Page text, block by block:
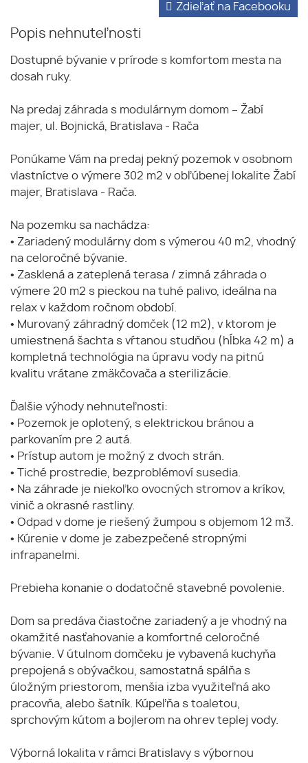
Popis nehnuteľnosti
Zdieľať na Facebooku
Dostupné bývanie v prírode s komfortom mesta na
dosah ruky.
Na predaj záhrada s modulárnym domom – Žabí
majer, ul. Bojnická, Bratislava - Rača
Ponúkame Vám na predaj pekný pozemok v osobnom
vlastníctve o výmere 302 m2 v obľúbenej lokalite Žabí
majer, Bratislava - Rača.
Na pozemku sa nachádza:
• Zariadený modulárny dom s výmerou 40 m2, vhodný
na celoročné bývanie.
• Zasklená a zateplená terasa / zimná záhrada o
výmere 20 m2 s pieckou na tuhé palivo, ideálna na
relax v každom ročnom období.
• Murovaný záhradný domček (12 m2), v ktorom je
umiestnená šachta s vŕtanou studňou (hĺbka 42 m) a
kompletná technológia na úpravu vody na pitnú
kvalitu vrátane zmäkčovača a sterilizácie.
Ďalšie výhody nehnuteľnosti:
• Pozemok je oplotený, s elektrickou bránou a
parkovaním pre 2 autá.
• Prístup autom je možný z dvoch strán.
• Tiché prostredie, bezproblémoví susedia.
• Na záhrade je niekoľko ovocných stromov a kríkov,
vinič a okrasné rastliny.
• Odpad v dome je riešený žumpou s objemom 12 m3.
• Kúrenie v dome je zabezpečené stropnými
infrapanelmi.
Prebieha konanie o dodatočné stavebné povolenie.
Dom sa predáva čiastočne zariadený a je vhodný na
okamžité nasťahovanie a komfortné celoročné
bývanie. V útulnom domčeku je vybavená kuchyňa
prepojená s obývačkou, samostatná spálňa s
úložným priestorom, menšia izba využiteľná ako
pracovňa, alebo šatník. Kúpeľňa s toaletou,
sprchovým kútom a bojlerom na ohrev teplej vody.
Výborná lokalita v rámci Bratislavy s výbornou